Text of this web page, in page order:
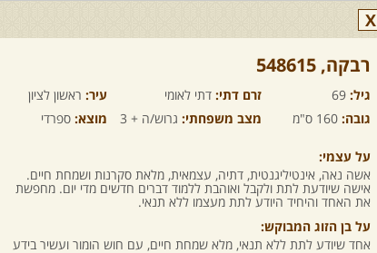
X
רבקה,‏ 548615
גיל: 69 זרם דתי: דתי לאומי עיר: ראשון לציון
גובה: 160 ס"מ מצב משפחתי: גרוש/ה + 3 מוצא: ספרדי
על עצמי:
אשה נאה, אינטיליגנטית, דתיה, עצמאית, מלאת סקרנות ושמחת חיים.
אישה שיודעת לתת ולקבל ואוהבת ללמוד דברים חדשים מדי יום. מחפשת
את האחד והיחיד היודע לתת מעצמו ללא תנאי.
על בן הזוג המבוקש:
אחד שיודע לתת ללא תנאי, מלא שמחת חיים, עם חוש הומור ועשיר בידע